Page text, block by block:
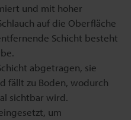
und mit hoher
auf die Oberfläche
Schicht besteht
abgetragen, sie
fällt zu Boden, wodurch
sichtbar wird.
um